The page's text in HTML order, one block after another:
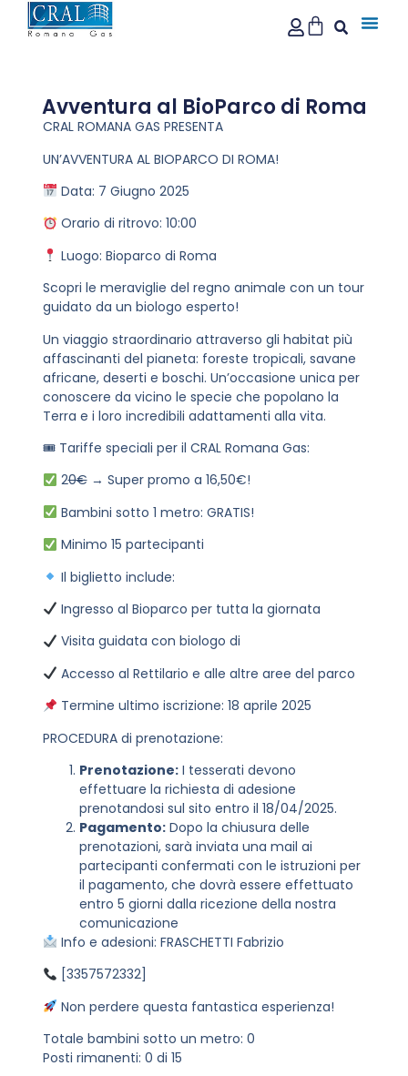
Avventura al BioParco di Roma
CRAL ROMANA GAS PRESENTA
UN’AVVENTURA AL BIOPARCO DI ROMA!
Data: 7 Giugno 2025
Orario di ritrovo: 10:00
Luogo: Bioparco di Roma
Scopri le meraviglie del regno animale con un tour
guidato da un biologo esperto!
Un viaggio straordinario attraverso gli habitat più
affascinanti del pianeta: foreste tropicali, savane
africane, deserti e boschi. Un’occasione unica per
conoscere da vicino le specie che popolano la
Terra e i loro incredibili adattamenti alla vita.
🎟 Tariffe speciali per il CRAL Romana Gas:
20€→ Super promo a 16,50€!
Bambini sotto 1 metro: GRATIS!
Minimo 15 partecipanti
Il biglietto include:
Ingresso al Bioparco per tutta la giornata
Visita guidata con biologo di
Accesso al Rettilario e alle altre aree del parco
Termine ultimo iscrizione: 18 aprile 2025
PROCEDURA di prenotazione:
Prenotazione:I tesserati devono
effettuare la richiesta di adesione
prenotandosi sul sito entro il 18/04/2025.
Pagamento:Dopo la chiusura delle
prenotazioni, sarà inviata una mail ai
partecipanti confermati con le istruzioni per
il pagamento, che dovrà essere effettuato
entro 5 giorni dalla ricezione della nostra
comunicazione
Info e adesioni: FRASCHETTI Fabrizio
[3357572332]
Non perdere questa fantastica esperienza!
Totale bambini sotto un metro: 0
Posti rimanenti: 0 di 15